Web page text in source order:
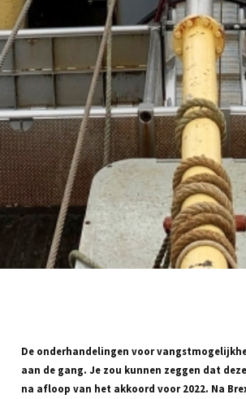
De onderhandelingen voor
aan de gang. Je zou kunnen zeggen dat
na afloop van het akkoord voor 2022. Na